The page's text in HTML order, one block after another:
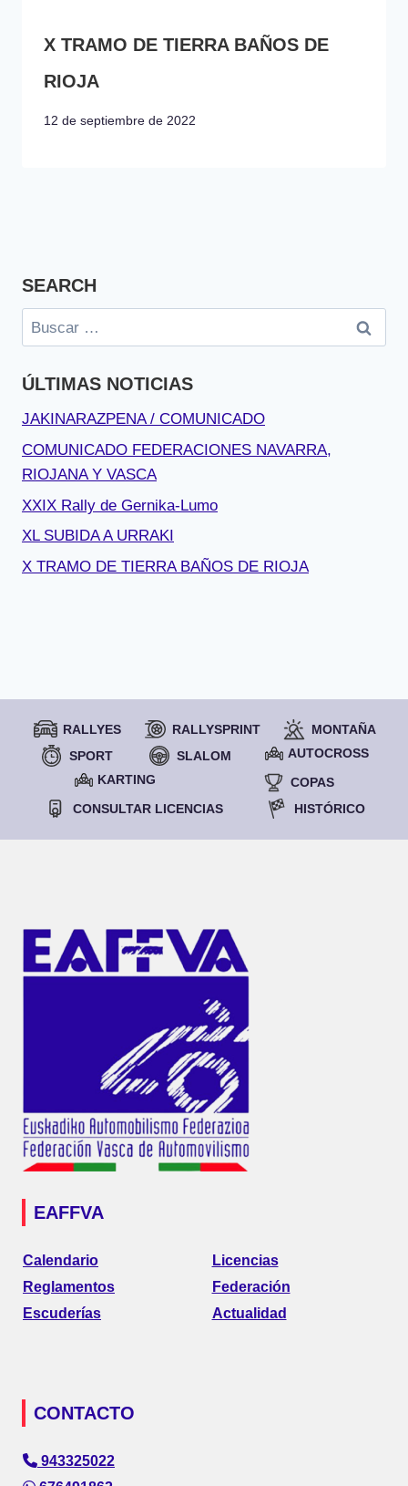
X TRAMO DE TIERRA BAÑOS DE
RIOJA
12 de septiembre de 2022
SEARCH
Buscar:
ÚLTIMAS NOTICIAS
JAKINARAZPENA / COMUNICADO
COMUNICADO FEDERACIONES NAVARRA,
RIOJANA Y VASCA
XXIX Rally de Gernika-Lumo
XL SUBIDA A URRAKI
X TRAMO DE TIERRA BAÑOS DE RIOJA
RALLYES RALLYSPRINT
MONTAÑA
SPORT
SLALOM
AUTOCROSS
KARTING
COPAS
CONSULTAR LICENCIAS
HISTÓRICO
EAFFVA
Calendario
Reglamentos
Escuderías
Licencias
Federación
Actualidad
CONTACTO
943325022